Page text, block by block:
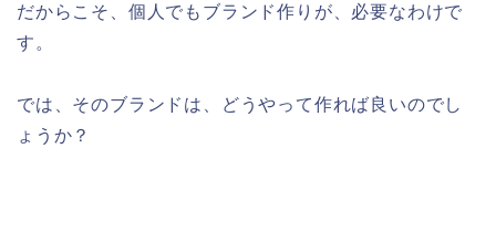
だからこそ、個人でもブランド作りが、必要なわけで
す。
では、そのブランドは、どうやって作れば良いのでし
ょうか？